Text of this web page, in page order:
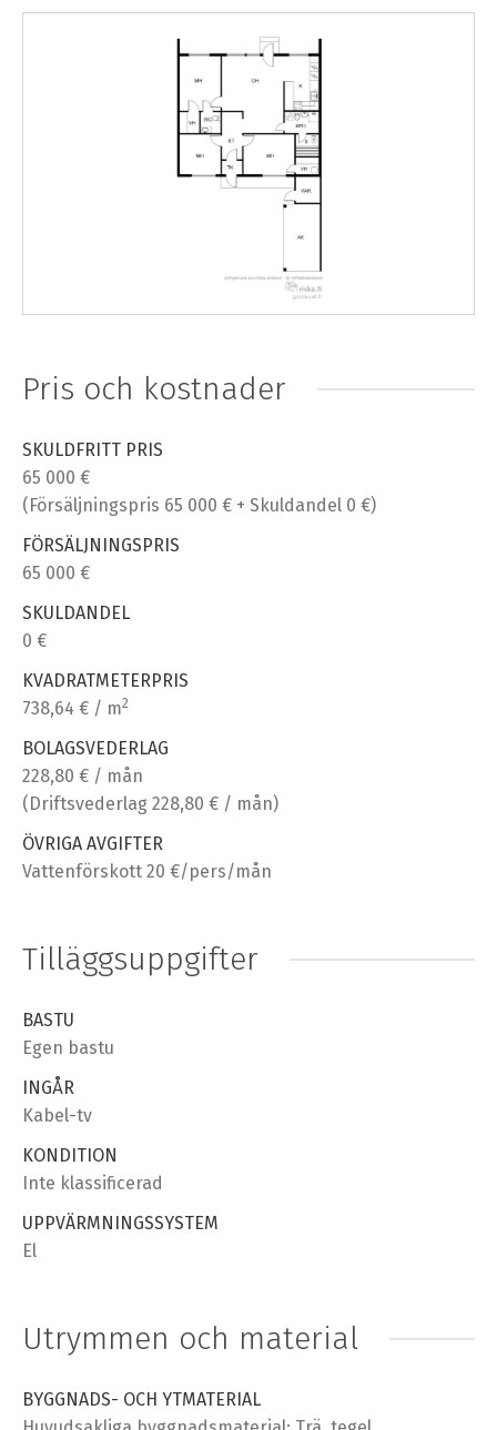
Pris och kostnader
SKULDFRITT PRIS
65 000 €
(Försäljningspris 65 000 € + Skuldandel 0 €)
FÖRSÄLJNINGSPRIS
65 000 €
SKULDANDEL
0 €
KVADRATMETERPRIS
738,64 € / m2
BOLAGSVEDERLAG
228,80 € / mån
(Driftsvederlag 228,80 € / mån)
ÖVRIGA AVGIFTER
Vattenförskott 20 €/pers/mån
Tilläggsuppgifter
BASTU
Egen bastu
INGÅR
Kabel-tv
KONDITION
Inte klassificerad
UPPVÄRMNINGSSYSTEM
El
Utrymmen och material
BYGGNADS- OCH YTMATERIAL